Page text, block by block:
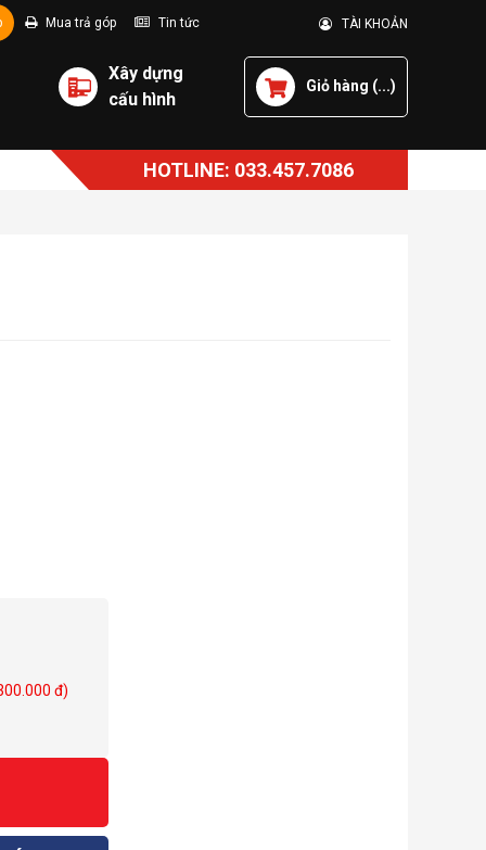
Mua trả góp Tin tức TÀI KHOẢN
Xây dựng
cấu hình
Giỏ hàng (...)
HOTLINE: 033.457.7086
đ)